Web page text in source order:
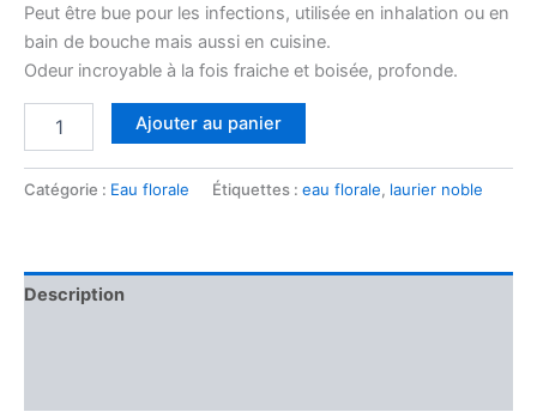
Peut être bue pour les infections, utilisée en inhalation ou en
bain de bouche mais aussi en cuisine.
Odeur incroyable à la fois fraiche et boisée, profonde.
florale
Bio
Ajouter au panier
Catégorie : Eau florale Étiquettes : eau florale, laurier noble
Description